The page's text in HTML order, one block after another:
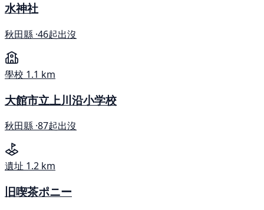
水神社
秋田縣 ·46起出沒
學校 1.1 km
大館市立上川沿小学校
秋田縣 ·87起出沒
遺址 1.2 km
旧喫茶ポニー